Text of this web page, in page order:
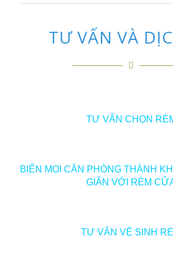
TƯ VẤN VÀ
TƯ VẤN CHỌN
BIẾN MỌI CĂN PHÒNG THÀNH
GIÃN VỚI RÈM
TƯ VẤN VỆ SINH